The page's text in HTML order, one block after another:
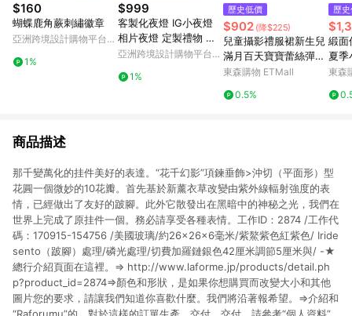
$160
蝴蝶鹿角蕨刺繡徽章
亞洲跨境設計購物平台
1%
$999
客製化夜燈 IG小夜燈
相片夜燈 定製禮物 星
星小夜燈
亞洲跨境設計購物平台
1%
歷史低價
$902 (降$225)
兒童攝影禮服裙新生兒
滿月百天寶寶蕾絲彈力
禮服套裝影樓攝影道具
東森購物 ETMall
0.5%
歷
緞面
夏季
裙女
東森
商品描述
那千變萬化的挂件美好的表達。“花千幻影”項鍊垂飾>沖切（平面形）型
花圓一個微妙的10花瓣。首先基於新薰衣草改變由紫外線輻射強度的表
情，已經做出了友好的跛腳。此外它散發出在黑暗中的神秘之光，我們在
世界上完成了原挂件一個。務必請享受各種表情。工作ID：2874 /工作代
碼：170915-154756 /美國玻璃/約26×26×6毫米/紫鰲紫色紅紫色/ Iride
sento（跛腳）處理/磷光處理/切費加羅鏈銀色42厘米調節5厘米與/ -★
總行介紹頁面在這裡。⇒ http://www.laforme.jp/products/detail.ph
p?product_id=2874⇒顏色和形狀，是如果你想購買而改變大小和其他
圖片您的要求，請讓我們知道你喜歡什麼。我們將沿著報希望。⇒介紹和